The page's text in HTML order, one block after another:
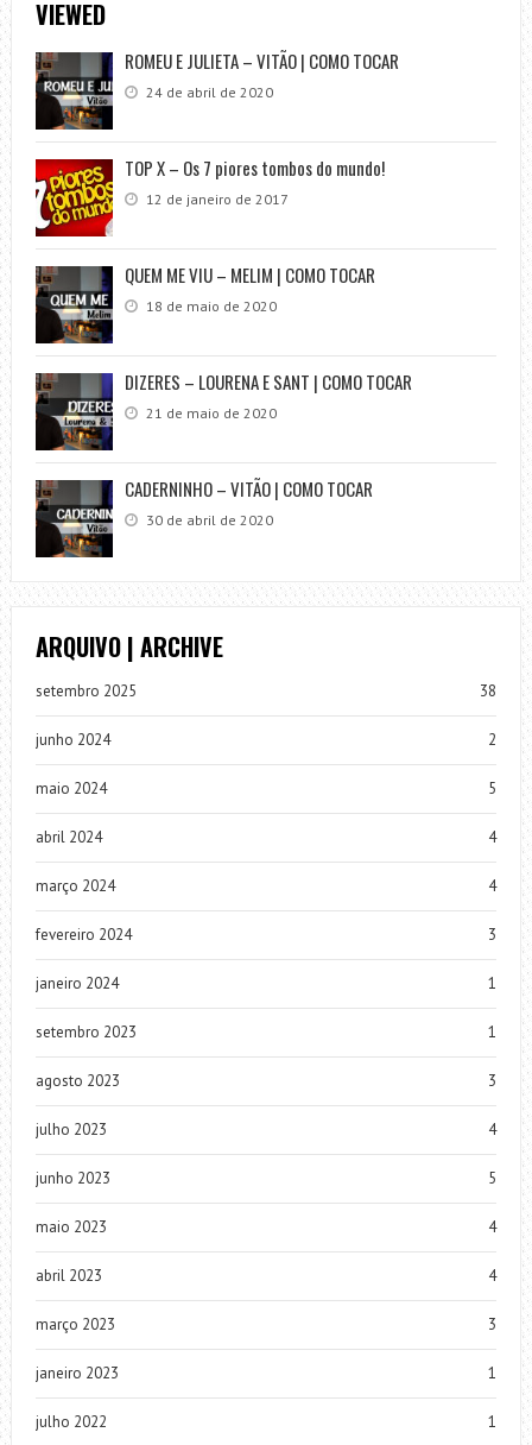
VIEWED
ROMEU E JULIETA – VITÃO | COMO TOCAR
24 de abril de 2020
TOP X – Os 7 piores tombos do mundo!
12 de janeiro de 2017
QUEM ME VIU – MELIM | COMO TOCAR
18 de maio de 2020
DIZERES – LOURENA E SANT | COMO TOCAR
21 de maio de 2020
CADERNINHO – VITÃO | COMO TOCAR
30 de abril de 2020
ARQUIVO | ARCHIVE
setembro 2025 38
junho 2024 2
maio 2024 5
abril 2024 4
março 2024 4
fevereiro 2024 3
janeiro 2024 1
setembro 2023 1
agosto 2023 3
julho 2023 4
junho 2023 5
maio 2023 4
abril 2023 4
março 2023 3
janeiro 2023 1
julho 2022 1